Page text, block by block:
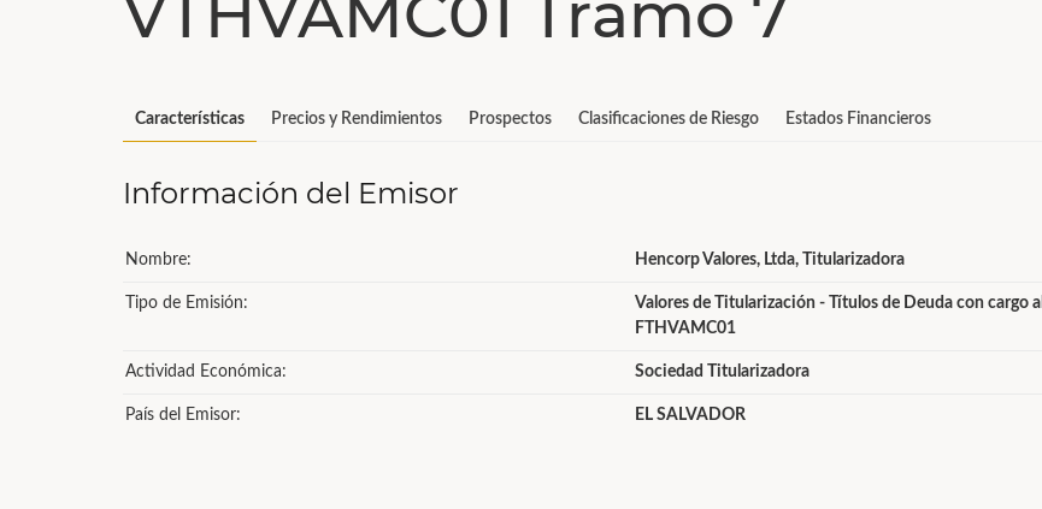
Características Precios y Rendimientos Prospectos Clasificaciones de Riesgo Estados Financieros
Información del Emisor
Nombre: Hencorp Valores, Ltda, Titularizadora
Tipo de Emisión:
Valores de Titularización - Títulos de Deuda con cargo al
FTHVAMC01
Actividad Económica: Sociedad Titularizadora
País del Emisor: EL SALVADOR